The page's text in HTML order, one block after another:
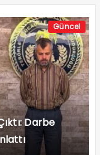
Güncel
Darbe